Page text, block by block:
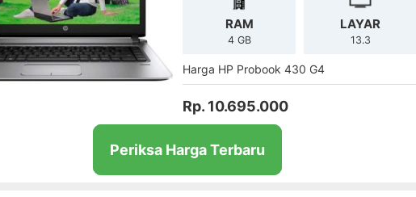
RAM
4 GB
LAYAR
13.3
Harga HP Probook 430 G4
Rp. 10.695.000
Periksa Harga Terbaru